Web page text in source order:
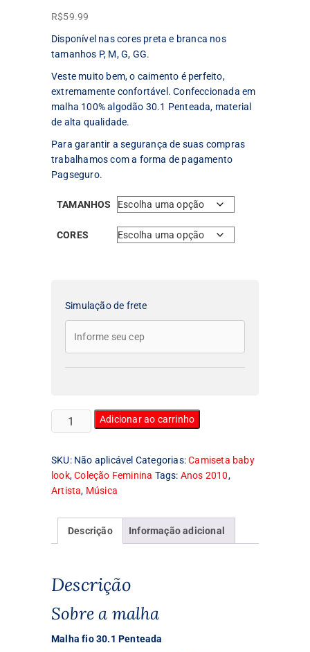
R$59.99
Disponível nas cores preta e branca nos
tamanhos P, M, G, GG.
Veste muito bem, o caimento é perfeito,
extremamente confortável. Confeccionada em
malha 100% algodão 30.1 Penteada, material
de alta qualidade.
Para garantir a segurança de suas compras
trabalhamos com a forma de pagamento
Pagseguro.
TAMANHOS
CORES
Simulação de frete
Camiseta
Feminina
Look
Kesha
quantidade
Adicionar ao carrinho
SKU: Não aplicável Categorias:Camiseta baby
look,Coleção Feminina Tags: Anos 2010,
Artista, Música
Descrição Informação adicional
Descrição
Sobre a malha
Malha fio 30.1 Penteada